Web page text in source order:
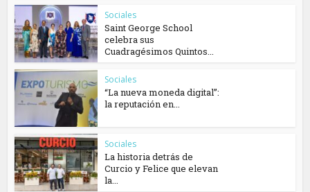
Sociales
Saint George School
celebra sus
Cuadragésimos Quintos...
Sociales
“La nueva moneda digital”:
la reputación en...
Sociales
La historia detrás de
Curcio y Felice que elevan
la...